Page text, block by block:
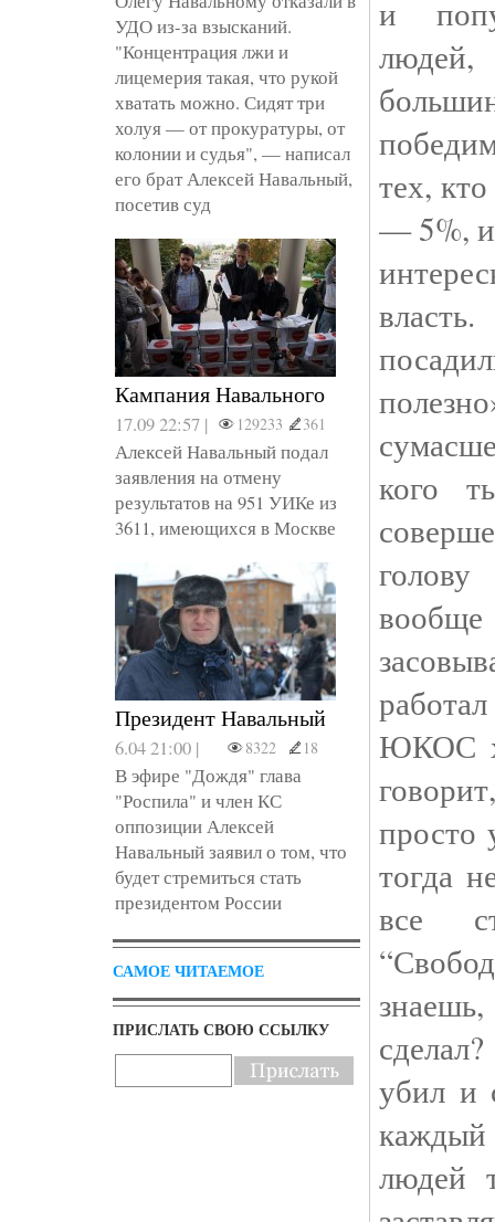
УДО из-за взысканий.
"Концентрация лжи и
лицемерия такая, что рукой
хватать можно. Сидят три
холуя — от прокуратуры, от
колонии и судья", — написал
его брат Алексей Навальный,
посетив суд
Кампания Навального
17.09 22:57 | 129233 361
Алексей Навальный подал
заявления на отмену
результатов на 951 УИКе из
3611, имеющихся в Москве
Президент Навальный
6.04 21:00 | 8322 18
В эфире "Дождя" глава
"Роспила" и член КС
оппозиции Алексей
Навальный заявил о том, что
будет стремиться стать
президентом России
САМОЕ ЧИТАЕМОЕ
ПРИСЛАТЬ СВОЮ ССЫЛКУ
и
тех,
— 5%, и
кого
ЮКОС
просто
тогда
все
убил и
каждый
людей